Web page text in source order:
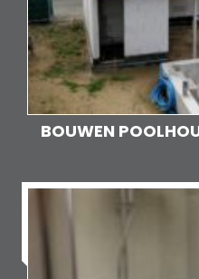
BOUWEN